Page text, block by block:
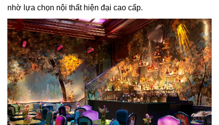
nhờ lựa chọn nội thất hiện đại cao cấp.